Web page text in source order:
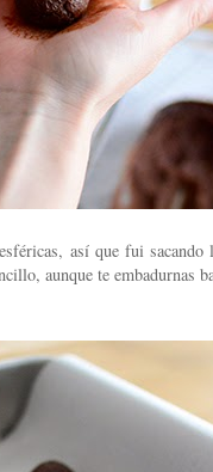
así que fui sacando
aunque te embadurnas